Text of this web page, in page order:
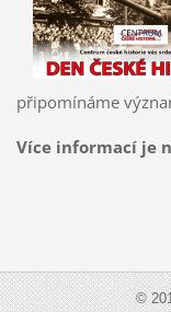
připomínáme
Více informací je
©